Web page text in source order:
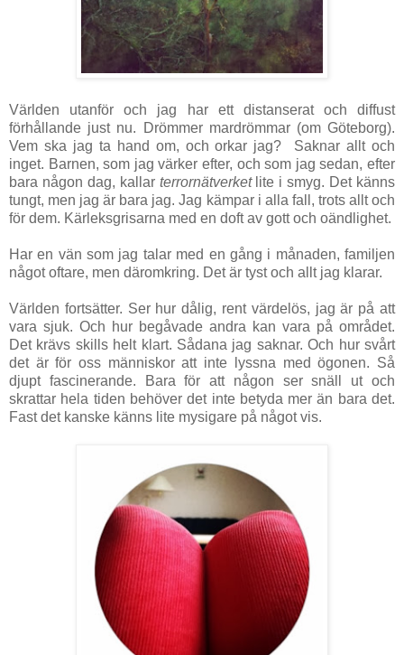
Världen utanför och jag har ett distanserat och diffust
förhållande just nu. Drömmer mardrömmar (om Göteborg).
Vem ska jag ta hand om, och orkar jag? Saknar allt och
inget. Barnen, som jag värker efter, och som jag sedan, efter
bara någon dag, kallar terrornätverketlite i smyg. Det känns
tungt, men jag är bara jag. Jag kämpar i alla fall, trots allt och
för dem. Kärleksgrisarna med en doft av gott och oändlighet.
Har en vän som jag talar med en gång i månaden, familjen
något oftare, men däromkring. Det är tyst och allt jag klarar.
Världen fortsätter. Ser hur dålig, rent värdelös, jag är på att
vara sjuk. Och hur begåvade andra kan vara på området.
Det krävs skills helt klart. Sådana jag saknar. Och hur svårt
det är för oss människor att inte lyssna med ögonen. Så
djupt fascinerande. Bara för att någon ser snäll ut och
skrattar hela tiden behöver det inte betyda mer än bara det.
Fast det kanske känns lite mysigare på något vis.